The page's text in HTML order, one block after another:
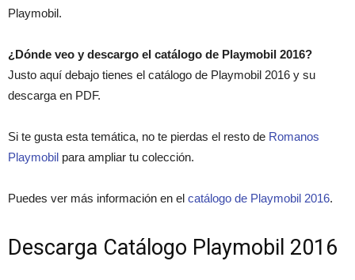
Playmobil.
¿Dónde veo y descargo el catálogo de Playmobil 2016?
Justo aquí debajo tienes el catálogo de Playmobil 2016 y su
descarga en PDF.
Si te gusta esta temática, no te pierdas el resto de Romanos
Playmobil para ampliar tu colección.
Puedes ver más información en el catálogo de Playmobil 2016.
Descarga Catálogo Playmobil 2016